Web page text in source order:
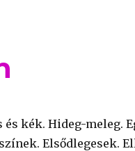
és kék. Hideg-meleg.
Elsődlegesek.